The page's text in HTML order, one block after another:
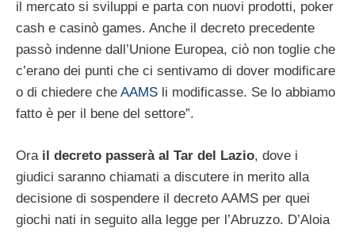
il mercato si sviluppi e parta con nuovi prodotti, poker
cash e casinò games. Anche il decreto precedente
passò indenne dall’Unione Europea, ciò non toglie che
c’erano dei punti che ci sentivamo di dover modificare
o di chiedere che AAMS li modificasse. Se lo abbiamo
fatto è per il bene del settore”.
Orail decreto passerà al Tar del Lazio, dove i
giudici saranno chiamati a discutere in merito alla
decisione di sospendere il decreto AAMS per quei
giochi nati in seguito alla legge per l’Abruzzo. D’Aloia